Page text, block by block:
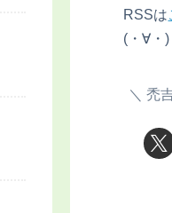
RSSは
(・∀・)
禿